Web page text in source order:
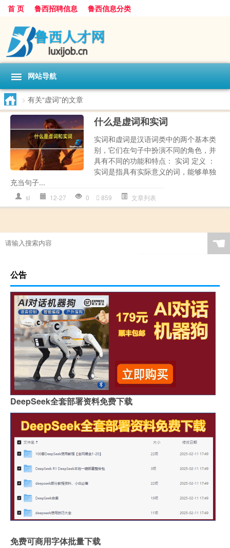
首 页 鲁西招聘信息 鲁西信息分类
网站导航
> 有关“虚词”的文章
什么是虚词和实词
实词和虚词是汉语词类中的两个基本类
别，它们在句子中扮演不同的角色，并
具有不同的功能和特点： 实词 定义 ：
实词是指具有实际意义的词，能够单独
充当句子...
sl 12-27 0 859 文章列表
☚
公告
DeepSeek全套部署资料免费下载
免费可商用字体批量下载